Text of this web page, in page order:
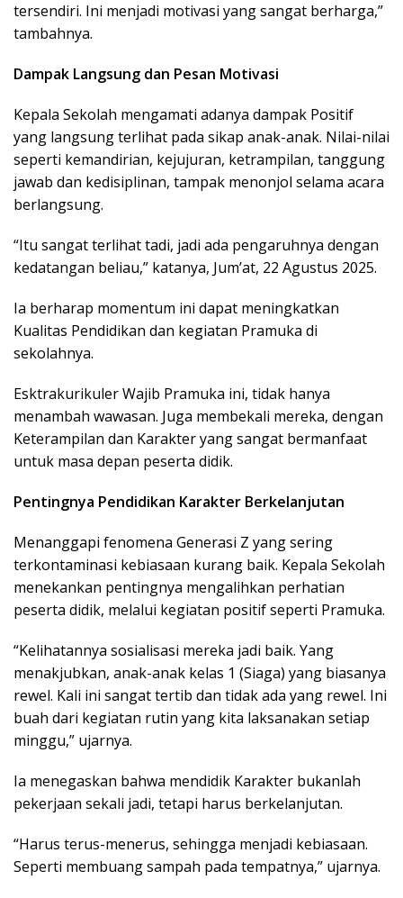
tersendiri. Ini menjadi motivasi yang sangat berharga,”
tambahnya.
Dampak Langsung dan Pesan Motivasi
Kepala Sekolah mengamati adanya dampak Positif
yang langsung terlihat pada sikap anak-anak. Nilai-nilai
seperti kemandirian, kejujuran, ketrampilan, tanggung
jawab dan kedisiplinan, tampak menonjol selama acara
berlangsung.
“Itu sangat terlihat tadi, jadi ada pengaruhnya dengan
kedatangan beliau,” katanya, Jum’at, 22 Agustus 2025.
Ia berharap momentum ini dapat meningkatkan
Kualitas Pendidikan dan kegiatan Pramuka di
sekolahnya.
Esktrakurikuler Wajib Pramuka ini, tidak hanya
menambah wawasan. Juga membekali mereka, dengan
Keterampilan dan Karakter yang sangat bermanfaat
untuk masa depan peserta didik.
Pentingnya Pendidikan Karakter Berkelanjutan
Menanggapi fenomena Generasi Z yang sering
terkontaminasi kebiasaan kurang baik. Kepala Sekolah
menekankan pentingnya mengalihkan perhatian
peserta didik, melalui kegiatan positif seperti Pramuka.
“Kelihatannya sosialisasi mereka jadi baik. Yang
menakjubkan, anak-anak kelas 1 (Siaga) yang biasanya
rewel. Kali ini sangat tertib dan tidak ada yang rewel. Ini
buah dari kegiatan rutin yang kita laksanakan setiap
minggu,” ujarnya.
Ia menegaskan bahwa mendidik Karakter bukanlah
pekerjaan sekali jadi, tetapi harus berkelanjutan.
“Harus terus-menerus, sehingga menjadi kebiasaan.
Seperti membuang sampah pada tempatnya,” ujarnya.